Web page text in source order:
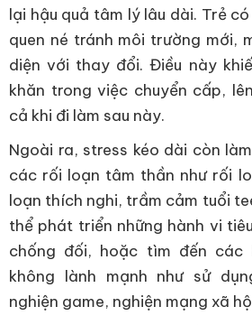
lại hậu quả tâm lý lâu dài. Trẻ
quen né tránh môi trường mới,
diện với thay đổi. Điều này
khăn trong việc chuyển cấp,
cả khi đi làm sau này.
Ngoài ra, stress kéo dài còn
các rối loạn tâm thần như rối
loạn thích nghi, trầm cảm tuổi
thể phát triển những hành vi
chống đối, hoặc tìm đến các
không lành mạnh như sử
nghiện game, nghiện mạng xã